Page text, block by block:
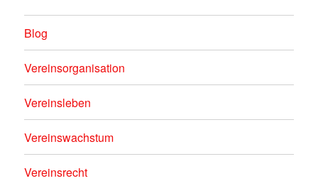
Blog
Vereinsorganisation
Vereinsleben
Vereinswachstum
Vereinsrecht